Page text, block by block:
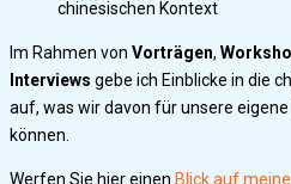
chinesischen Kontext
Im Rahmen von Vorträgen,
Interviews gebe ich Einblicke in die
auf, was wir davon für unsere
können.
Werfen Sie hier einen Blick auf